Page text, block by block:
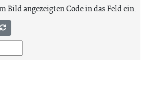
Bild angezeigten Code in das Feld ein.